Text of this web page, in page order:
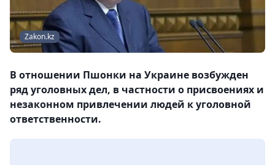
Zakon.kz
В отношении Пшонки на Украине возбужден
ряд уголовных дел, в частности о присвоениях и
незаконном привлечении людей к уголовной
ответственности.